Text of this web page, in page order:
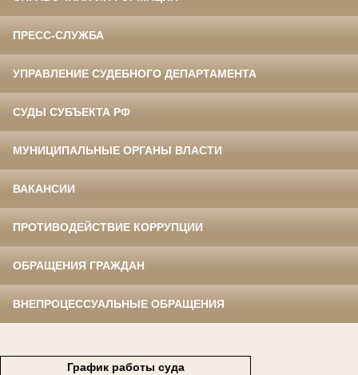
ПРЕСС-СЛУЖБА
УПРАВЛЕНИЕ СУДЕБНОГО ДЕПАРТАМЕНТА
СУДЫ СУБЪЕКТА РФ
МУНИЦИПАЛЬНЫЕ ОРГАНЫ ВЛАСТИ
ВАКАНСИИ
ПРОТИВОДЕЙСТВИЕ КОРРУПЦИИ
ОБРАЩЕНИЯ ГРАЖДАН
ВНЕПРОЦЕССУАЛЬНЫЕ ОБРАЩЕНИЯ
График работы суда